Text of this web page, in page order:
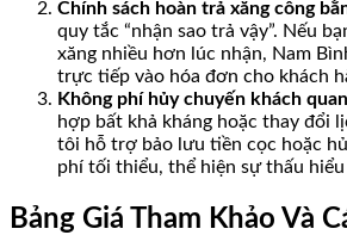
Chính sách hoàn trả xăng công
quy tắc “nhận sao trả vậy”. Nếu
xăng nhiều hơn lúc nhận, Nam
trực tiếp vào hóa đơn cho khách
Không phí hủy chuyến khách
hợp bất khả kháng hoặc thay đổi
tôi hỗ trợ bảo lưu tiền cọc hoặc
phí tối thiểu, thể hiện sự thấu hiểu
Bảng Giá Tham Khảo Và